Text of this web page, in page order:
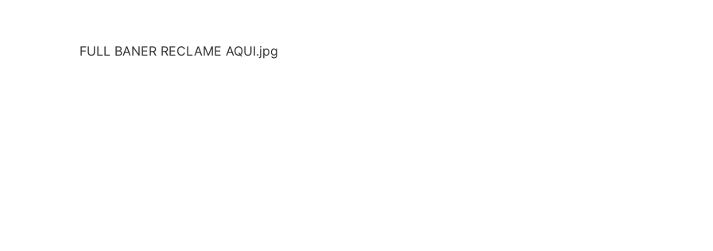
FULL BANER RECLAME AQUI.jpg